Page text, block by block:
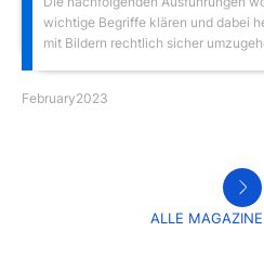
wichtige Begriffe klären und dabei
mit Bildern rechtlich sicher
February2023
ALLE